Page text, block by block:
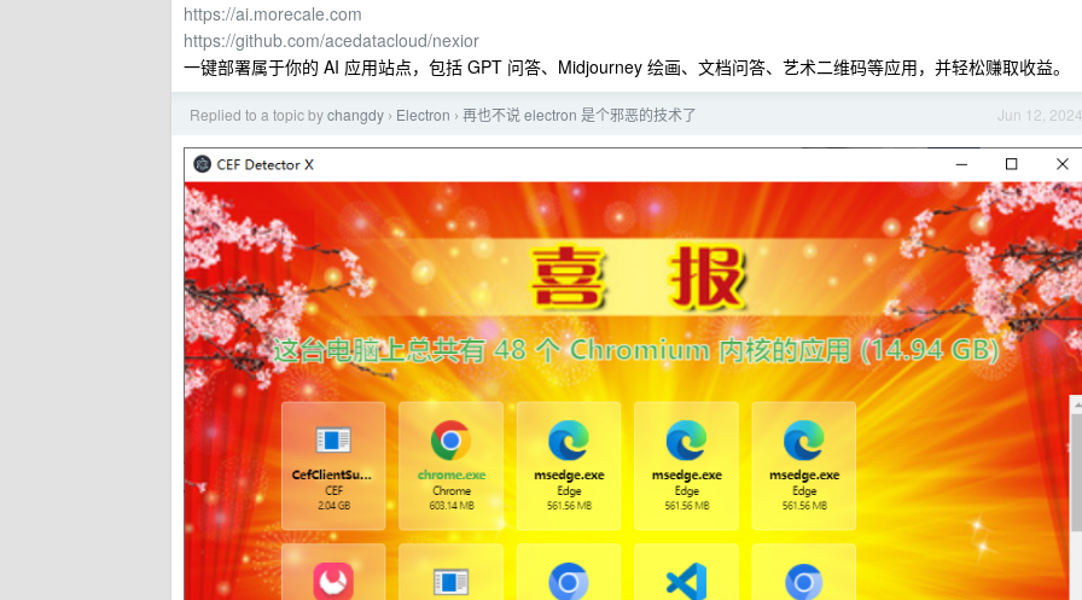
https://ai.morecale.com
https://github.com/acedatacloud/nexior
一键部署属于你的 AI 应用站点，包括 GPT 问答、Midjourney 绘画、文档问答、艺术二维码等应用，并轻松赚取收益。
Jun 12, 2024
Replied to a topic bychangdy › Electron › 再也不说 electron 是个邪恶的技术了